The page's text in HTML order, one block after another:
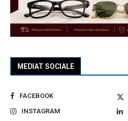
MEDIAT SOCIALE
FACEBOOK
INSTAGRAM